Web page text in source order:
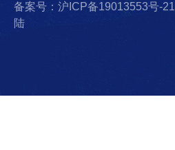
备案号：沪ICP备19013553号-21
陆